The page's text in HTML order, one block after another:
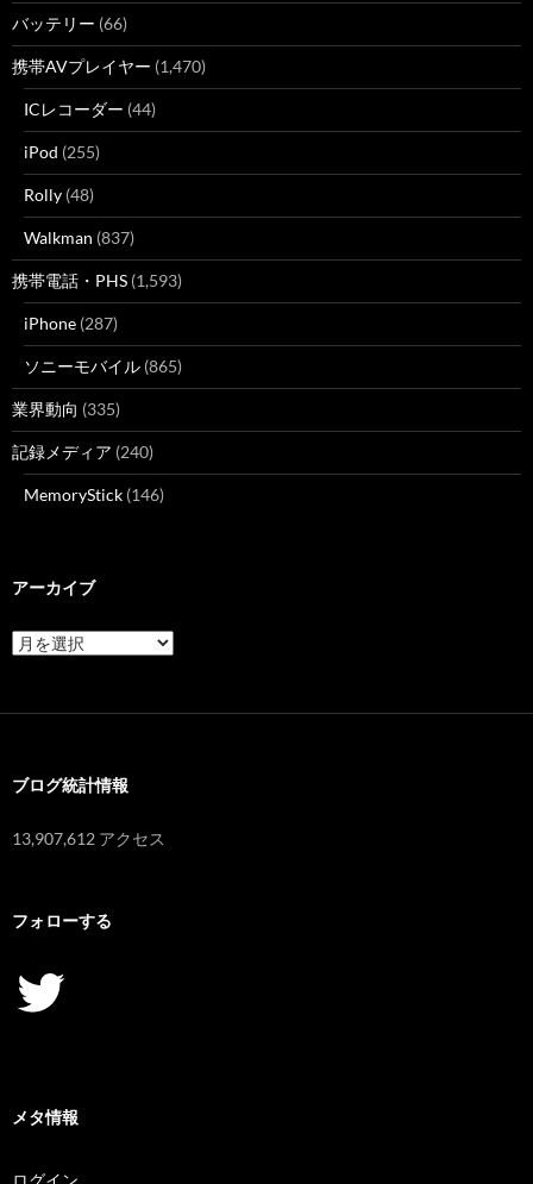
バッテリー (66)
携帯AVプレイヤー (1,470)
ICレコーダー (44)
iPod (255)
Rolly (48)
Walkman (837)
携帯電話・PHS (1,593)
iPhone (287)
ソニーモバイル (865)
業界動向 (335)
記録メディア (240)
MemoryStick (146)
アーカイブ
ア
ー
ブログ統計情報
13,907,612 アクセス
フォローする
Twitter
メタ情報
ログイン